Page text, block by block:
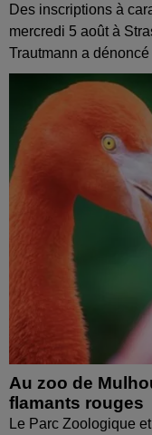
Des inscriptions à
mercredi 5 août à
Trautmann a
Au zoo de
flamants rouges
Le Parc Zoologique